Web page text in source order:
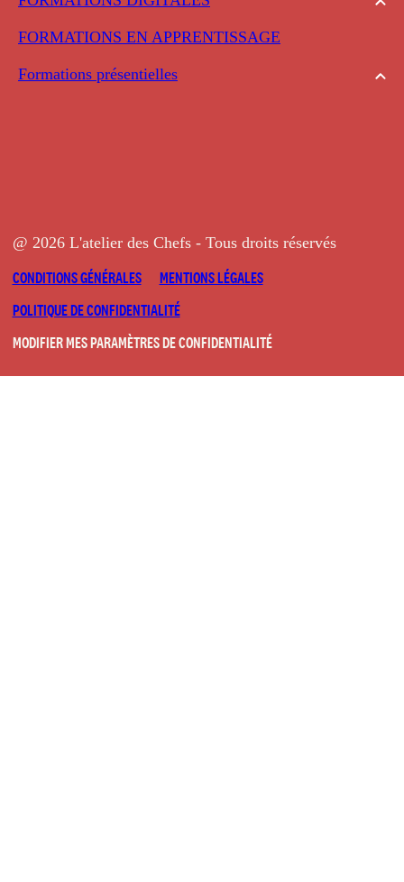
FORMATIONS EN APPRENTISSAGE
Formations présentielles
@ 2026 L'atelier des Chefs - Tous droits réservés
CONDITIONS GÉNÉRALES
MENTIONS LÉGALES
POLITIQUE DE CONFIDENTIALITÉ
MODIFIER MES PARAMÈTRES DE CONFIDENTIALITÉ